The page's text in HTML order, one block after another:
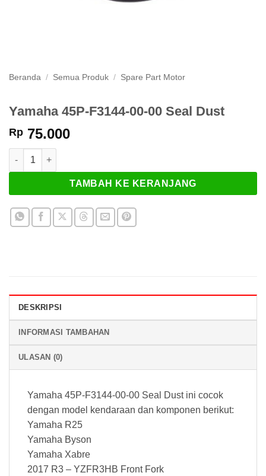
Beranda / Semua Produk / Spare Part Motor
Yamaha 45P-F3144-00-00 Seal Dust
Rp 75.000
Kuantitas Yamaha 45P-F3144-00-00 Seal Dust
TAMBAH KE KERANJANG
DESKRIPSI
INFORMASI TAMBAHAN
ULASAN (0)
Yamaha 45P-F3144-00-00 Seal Dust ini cocok
dengan model kendaraan dan komponen berikut:
Yamaha R25
Yamaha Byson
Yamaha Xabre
2017 R3 – YZFR3HB Front Fork